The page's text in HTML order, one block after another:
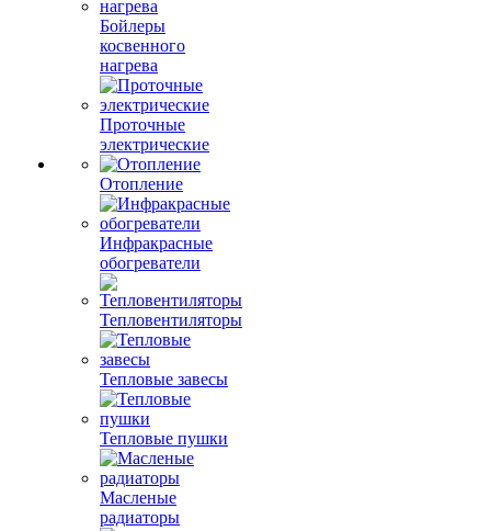
Бойлеры
косвенного
нагрева
Проточные
электрические
Отопление
Инфракрасные
обогреватели
Тепловентиляторы
Тепловые завесы
Тепловые пушки
Масленые
радиаторы